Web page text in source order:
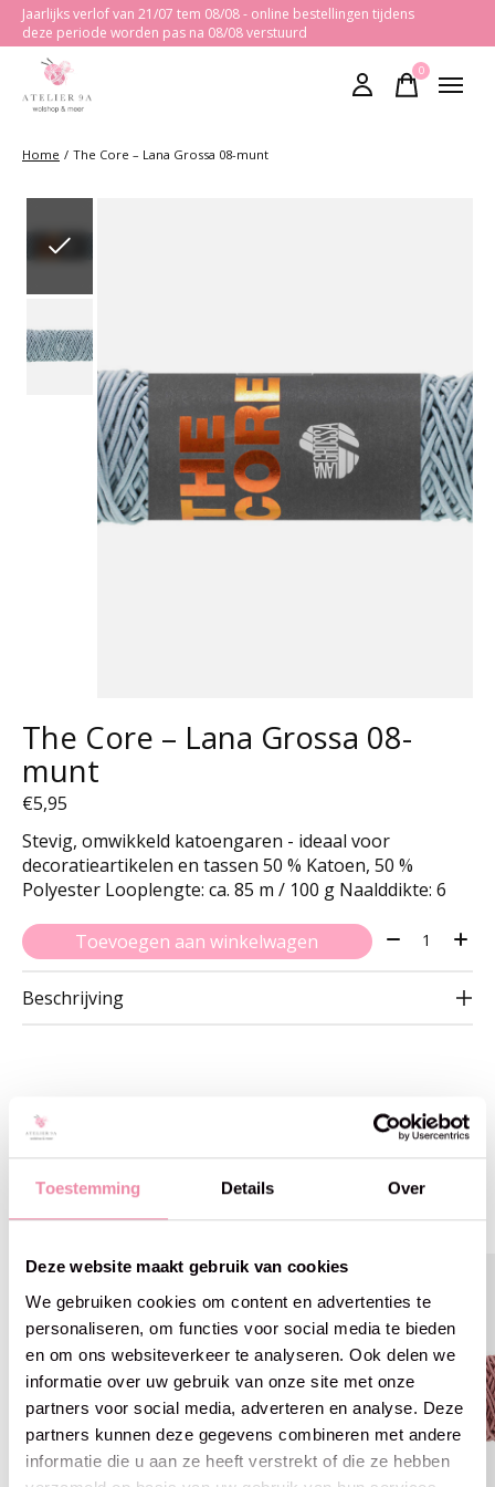
Toestemming Details Over
Deze website maakt gebruik van cookies
We gebruiken cookies om content en advertenties te
personaliseren, om functies voor social media te bieden
en om ons websiteverkeer te analyseren. Ook delen we
informatie over uw gebruik van onze site met onze
partners voor social media, adverteren en analyse. Deze
partners kunnen deze gegevens combineren met andere
informatie die u aan ze heeft verstrekt of die ze hebben
Jaarlijks verlof van 21/07 tem 08/08 - online bestellingen tijdens
deze periode worden pas na 08/08 verstuurd
0items
Home / The Core – Lana Grossa 08-munt
The Core – Lana Grossa 08-
munt
€5,95
Stevig, omwikkeld katoengaren - ideaal voor
decoratieartikelen en tassen 50 % Katoen, 50 %
Polyester Looplengte: ca. 85 m / 100 g Naalddikte: 6
Toevoegen aan winkelwagen Aantal:
Beschrijving
Gerelateerde producten
Carousel items